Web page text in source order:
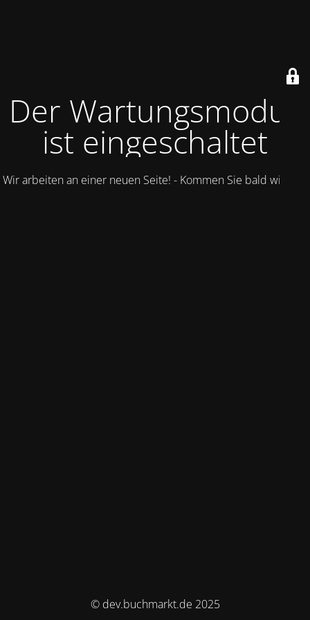
Der Wartungsmodus
ist eingeschaltet
Wir arbeiten an einer neuen Seite! - Kommen Sie bald wieder.
© dev.buchmarkt.de 2025